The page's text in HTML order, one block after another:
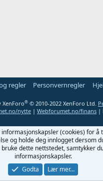
regler Personvernregler
® © 2010-2022 XenForo Ltd.
nytte | Webforumet.no/finans |
(cookies) for å
og holde deg innlogget dersom
dette nettstedet, samtykker
informasjonskapsler.
Godta
Lær mer…